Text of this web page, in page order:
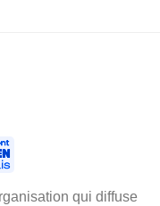
qui diffuse